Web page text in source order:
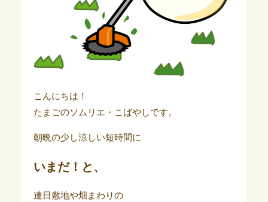
こんにちは！
たまごのソムリエ・こばやしです。
朝晩の少し涼しい短時間に
いまだ！と、
連日敷地や畑まわりの